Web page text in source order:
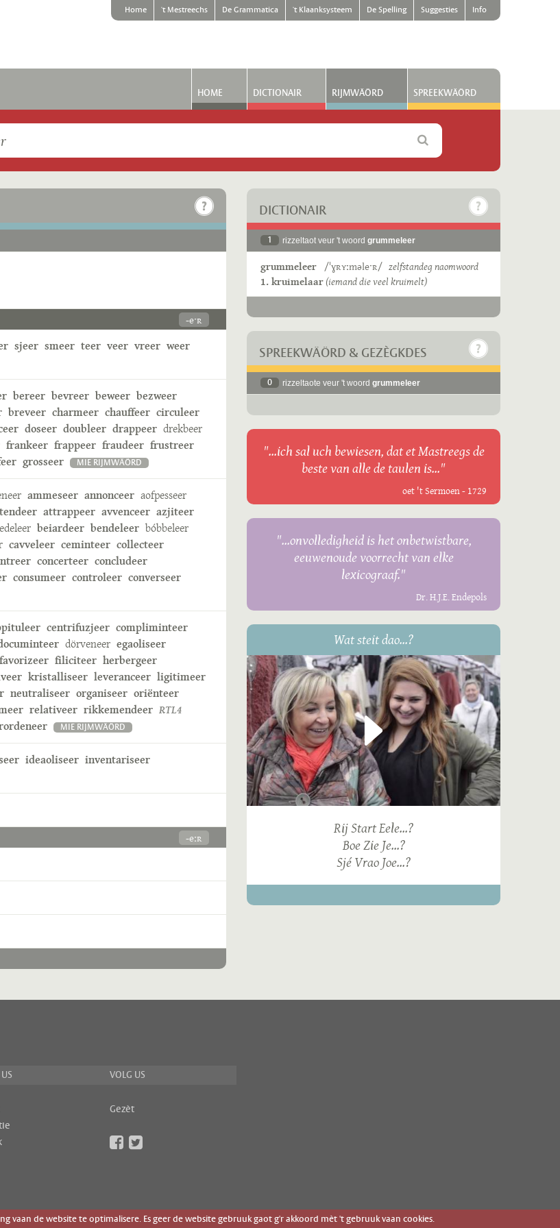
Home 't Mestreechs De Grammatica 't Klaanksysteem De Spelling Suggesties Info
HOME DICTIONAIR RIJMWÄÖRD SPREEKWÄÖRD
-eˑʀ
sjeer smeer teer veer vreer weer
bereer bevreer beweer bezweer
breveer charmeer chauffeer circuleer
doseer doubleer drappeer drekbeer
frankeer frappeer fraudeer frustreer
grosseer MIE RIJMWÄÖRD
ammeseer annonceer aofpesseer
attrappeer avvenceer azjiteer
beiardeer bendeleer bóbbeleer
cavveleer ceminteer collecteer
concerteer concludeer
consumeer controleer converseer
centrifuzjeer compliminteer
dörveneer egaoliseer
favorizeer filiciteer herbergeer
kristalliseer leveranceer ligitimeer
neutraliseer organiseer oriënteer
relativeer rikkemendeer RTL4
MIE RIJMWÄÖRD
ideaoliseer inventariseer
-eːʀ
DICTIONAIR
1 rizzeltaot veur 't woord grummeleer
grummeleer /ˈɣʀʏːməleˑʀ/ zelfstandeg naomwoord
1. kruimelaar(iemand die veel kruimelt)
SPREEKWÄÖRD & GEZÈGKDES
0 rizzeltaote veur 't woord grummeleer
"...ich sal uch bewiesen, dat et Mastreegs de
beste van alle de taulen is..."
oet 't Sermoen - 1729
"...onvolledigheid is het onbetwistbare,
eeuwenoude voorrecht van elke
lexicograaf."
Dr. H.J.E. Endepols
Wat steit dao...?
Rij Start Eele...?
Boe Zie Je...?
Sjé Vrao Joe...?
VOLG US
Gezèt
vaan de website te optimalisere. Es geer de website gebruuk gaot g'r akkoord mèt 't gebruuk vaan cookies.